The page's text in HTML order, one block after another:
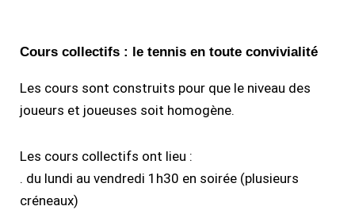
Cours collectifs : le tennis en toute convivialité​
Les cours sont construits pour que le niveau des
joueurs et joueuses soit homogène.
Les cours collectifs ont lieu :
. du lundi au vendredi 1h30 en soirée (plusieurs
créneaux)